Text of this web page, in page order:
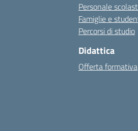
Personale
Famiglie e
Percorsi di studio
Didattica
Offerta formativa